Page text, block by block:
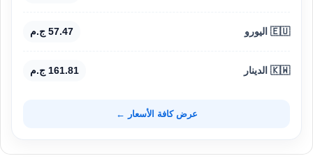
🇪🇺 اليورو 57.47 ج.م
🇰🇼 الدينار 161.81 ج.م
عرض كافة الأسعار ←